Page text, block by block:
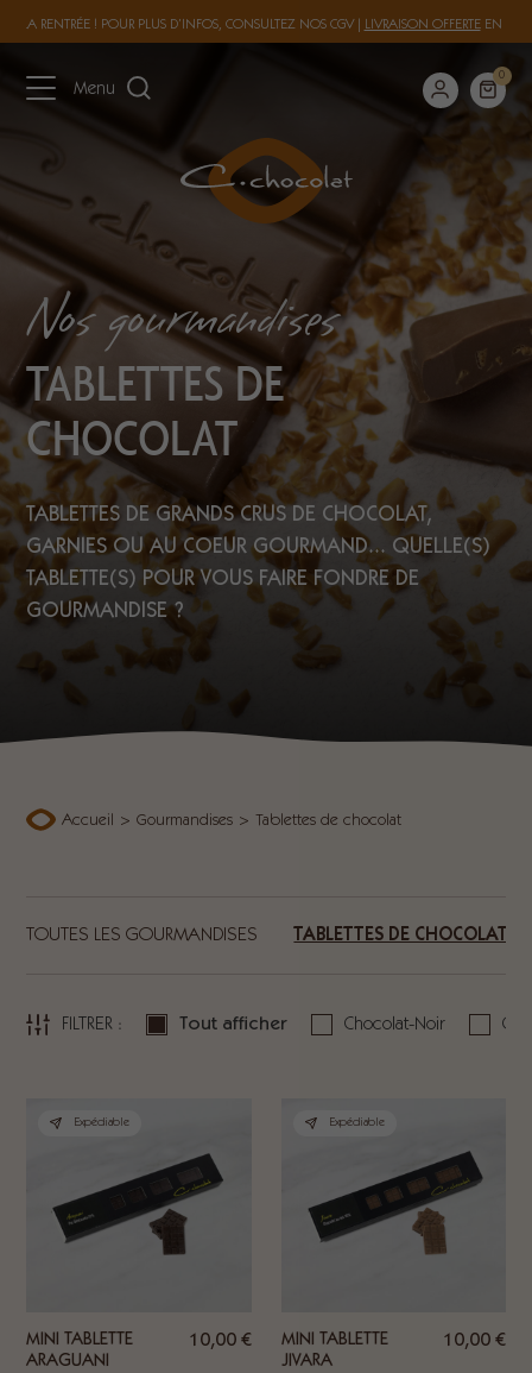
LA RENTRÉE ! POUR PLUS D’INFOS, CONSULTEZ NOS CGV| LIVRAISON OFFERTEEN
Menu
0
Nos gourmandises
TABLETTES DE
CHOCOLAT
TABLETTES DE GRANDS CRUS DE CHOCOLAT,
GARNIES OU AU COEUR GOURMAND... QUELLE(S)
TABLETTE(S) POUR VOUS FAIRE FONDRE DE
GOURMANDISE ?
Accueil > Gourmandises > Tablettes de chocolat
TOUTES LES GOURMANDISES TABLETTES DE CHOCOLAT
FILTRER : Tout afficher Chocolat-Noir
Expédiable
MINI TABLETTE
ARAGUANI
10,00 €
Expédiable
MINI TABLETTE
JIVARA
10,00 €